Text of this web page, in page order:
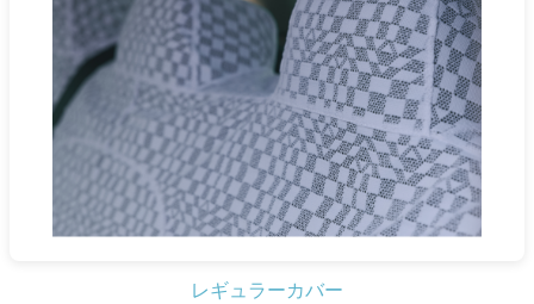
レギュラーカバー